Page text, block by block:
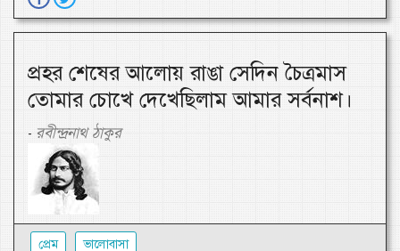
প্রহর শেষের আলোয় রাঙা সেদিন চৈত্রমাস
তোমার চোখে দেখেছিলাম আমার সর্বনাশ।
- রবীন্দ্রনাথ ঠাকুর
প্রেম ভালোবাসা